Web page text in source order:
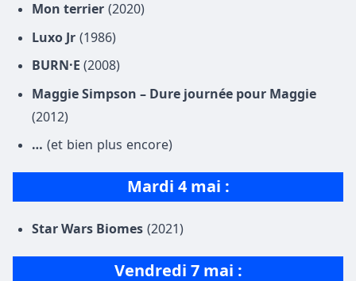
Mon terrier (2020)
Luxo Jr (1986)
BURN·E (2008)
Maggie Simpson – Dure journée pour Maggie
(2012)
… (et bien plus encore)
Mardi 4 mai :
Star Wars Biomes (2021)
Vendredi 7 mai :